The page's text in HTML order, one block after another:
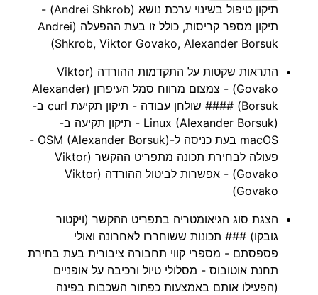
תיקון טיפול בשינוי ערכת נושא (Andrei Shkrob) -
תיקון מספר קריסות, כולל זו בעת ההפעלה (Andrei
Shkrob, Viktor Govako, Alexander Borsuk)
התראות שקטות על התקדמות ההורדה (Viktor
Govako) - צמצום מרווח סמל העיפרון (Alexander
Borsuk) #### שולחן עבודה - תיקון תקיעת curl ב-
Linux (Alexander Borsuk) - תיקון תקיעה ב-
macOS בעת כניסה ל-OSM (Alexander Borsuk) -
פעולה לבחירת תכונה מתפריט ההקשר (Viktor
Govako) - אפשרות לביטול ההורדה (Viktor
Govako)
הצגת סוג הגיאומטריה בתפריט ההקשר (ויקטור
גובקו) ### תכונות ששוחררו לאחרונה ואולי
פספסתם - מספרי קווי תחבורה ציבורית בעת בחירת
תחנת אוטובוס - מסלולי טיול ורכיבה על אופניים
(הפעילו אותם באמצעות כפתור השכבות בפינה